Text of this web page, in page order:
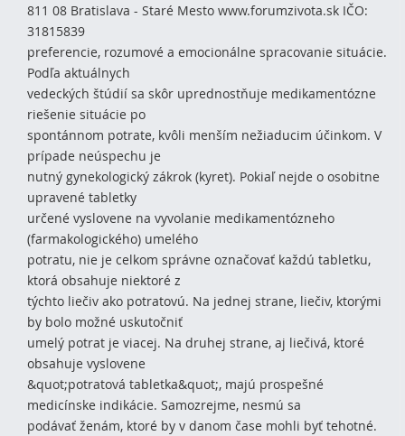
811 08 Bratislava - Staré Mesto www.forumzivota.sk IČO:
31815839
preferencie, rozumové a emocionálne spracovanie situácie.
Podľa aktuálnych
vedeckých štúdií sa skôr uprednostňuje medikamentózne
riešenie situácie po
spontánnom potrate, kvôli menším nežiaducim účinkom. V
prípade neúspechu je
nutný gynekologický zákrok (kyret). Pokiaľ nejde o osobitne
upravené tabletky
určené vyslovene na vyvolanie medikamentózneho
(farmakologického) umelého
potratu, nie je celkom správne označovať každú tabletku,
ktorá obsahuje niektoré z
týchto liečiv ako potratovú. Na jednej strane, liečiv, ktorými
by bolo možné uskutočniť
umelý potrat je viacej. Na druhej strane, aj liečivá, ktoré
obsahuje vyslovene
&quot;potratová tabletka&quot;, majú prospešné
medicínske indikácie. Samozrejme, nesmú sa
podávať ženám, ktoré by v danom čase mohli byť tehotné.